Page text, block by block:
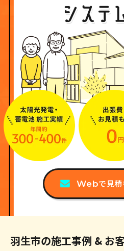
お役立
会社概
0120-
受付時間9:00〜
Webで
Webで見
羽生市の施工事例 & お